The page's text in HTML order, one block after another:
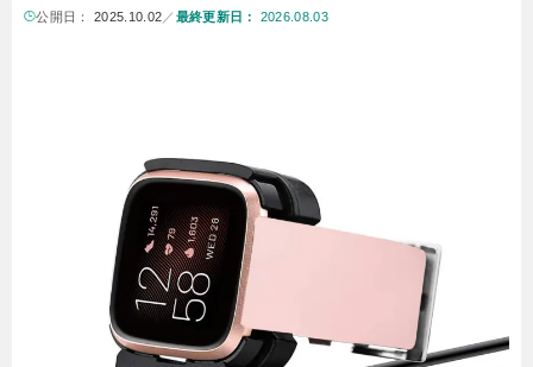
公開日： 2025.10.02 ／ 最終更新日： 2026.08.03